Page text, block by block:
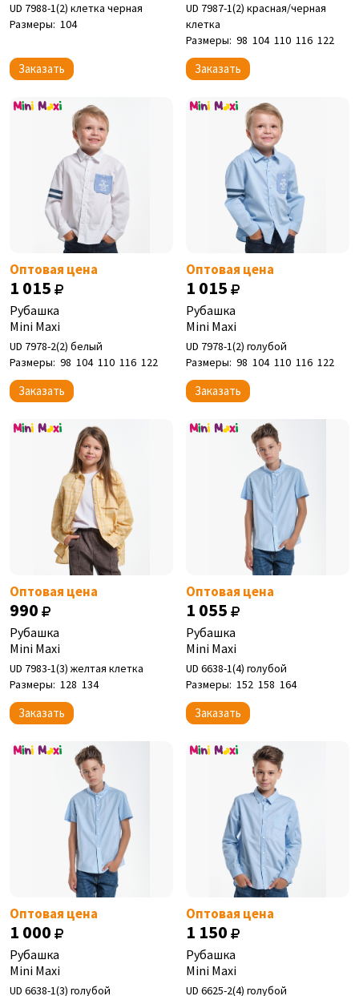
UD 7988-1(2) клетка черная
Размеры: 104
Заказать
UD 7987-1(2) красная/черная
клетка
Размеры: 98 104 110 116 122
Заказать
Оптовая цена
1 015
Рубашка
Mini Maxi
UD 7978-2(2) белый
Размеры: 98 104 110 116 122
Заказать
Оптовая цена
1 015
Рубашка
Mini Maxi
UD 7978-1(2) голубой
Размеры: 98 104 110 116 122
Заказать
Оптовая цена
990
Рубашка
Mini Maxi
UD 7983-1(3) желтая клетка
Размеры: 128 134
Заказать
Оптовая цена
1 055
Рубашка
Mini Maxi
UD 6638-1(4) голубой
Размеры: 152 158 164
Заказать
Оптовая цена
1 000
Рубашка
Mini Maxi
UD 6638-1(3) голубой
Оптовая цена
1 150
Рубашка
Mini Maxi
UD 6625-2(4) голубой